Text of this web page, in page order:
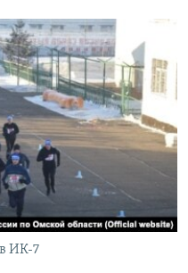
ИК-7